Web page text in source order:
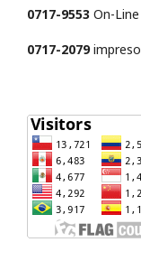
0717-9553 On-Line
0717-2079impreso